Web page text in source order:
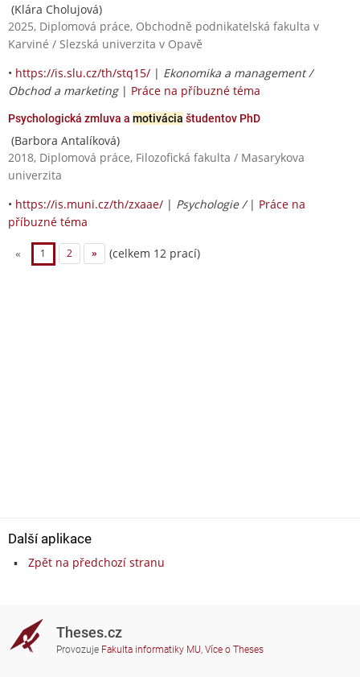
(Klára Cholujová)
2025, Diplomová práce, Obchodně podnikatelská fakulta v
Karviné / Slezská univerzita v Opavě
• https://is.slu.cz/th/stq15/ | Ekonomika a management /
Obchod a marketing| Práce na příbuzné téma
Psychologická zmluva a motivácia študentov PhD
(Barbora Antalíková)
2018, Diplomová práce, Filozofická fakulta / Masarykova
univerzita
• https://is.muni.cz/th/zxaae/ | Psychologie / | Práce na
příbuzné téma
« 1 2 » (celkem 12 prací)
Další aplikace
Zpět na předchozí stranu
Theses.cz
Provozuje Fakulta informatiky MU, Více o Theses